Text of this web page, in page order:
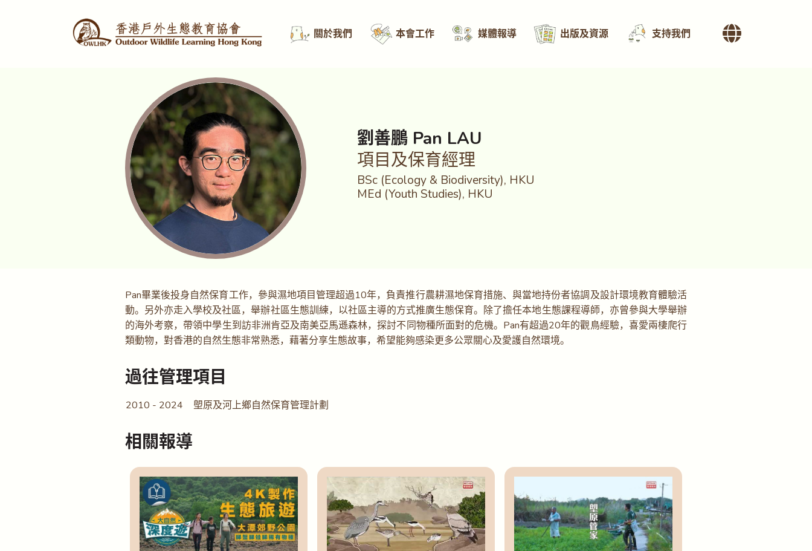
關於我們 本會工作 媒體報導 出版及資源 支持我們
劉善鵬 Pan LAU
項目及保育經理
BSc (Ecology & Biodiversity), HKU
MEd (Youth Studies), HKU
Pan畢業後投身自然保育工作，參與濕地項目管理超過10年，負責推行農耕濕地保育措施、與當地持份者協調及設計環境教育體驗活
動。另外亦走入學校及社區，舉辦社區生態訓練，以社區主導的方式推廣生態保育。除了擔任本地生態課程導師，亦曾參與大學舉辦
的海外考察，帶領中學生到訪非洲肯亞及南美亞馬遜森林，探討不同物種所面對的危機。Pan有超過20年的觀鳥經驗，喜愛兩棲爬行
類動物，對香港的自然生態非常熟悉，藉著分享生態故事，希望能夠感染更多公眾關心及愛護自然環境。
過往管理項目
2010 - 2024 塱原及河上鄉自然保育管理計劃
相關報導